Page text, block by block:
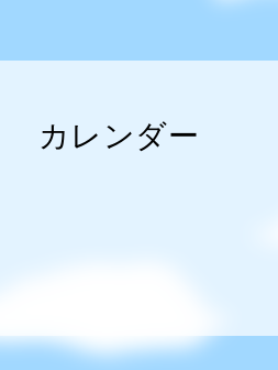
カレンダー